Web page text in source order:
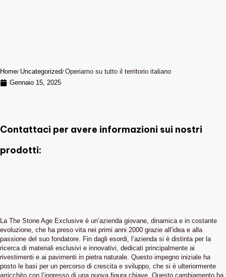
Home Uncategorized Operiamo su tutto il territorio italiano
Gennaio 15, 2025
Contattaci per avere informazioni sui nostri
prodotti:
La The Stone Age Exclusive è un’azienda giovane, dinamica e in costante
evoluzione, che ha preso vita nei primi anni 2000 grazie all’idea e alla
passione del suo fondatore. Fin dagli esordi, l’azienda si è distinta per la
ricerca di materiali esclusivi e innovativi, dedicati principalmente ai
rivestimenti e ai pavimenti in pietra naturale. Questo impegno iniziale ha
posto le basi per un percorso di crescita e sviluppo, che si è ulteriormente
arricchito con l’ingresso di una nuova figura chiave. Questo cambiamento ha